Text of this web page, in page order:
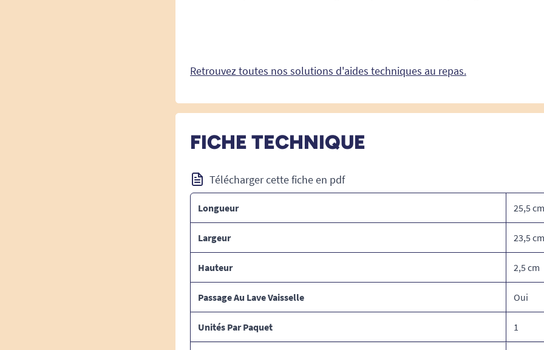
Retrouvez toutes nos solutions d'aides techniques au repas.
FICHE TECHNIQUE
Télécharger cette fiche en pdf
Longueur 25,5 cm
Largeur 23,5 cm
Hauteur 2,5 cm
Passage Au Lave Vaisselle Oui
Unités Par Paquet 1